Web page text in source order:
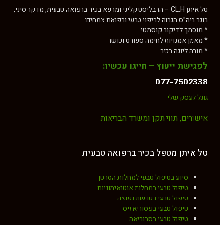
טל איתן CL.H – הרבליסט קליני ומרפא בכיר ברפואה טבעית, מדקר סיני,
בוגר ביה”ס הגבוה לריפוי טבעי ורפואת צמחים:
* מוסמך לדיקור קוסמטי
* מאמן אמנויות לחימה ספורט וכושר
* מורה ליוגה בכיר
לפגישת ייעוץ – חייגו עכשיו:
077-7502338
גוגל לעסק שלי
אישורים, תווי תקן ומשרד הבריאות
טל איתן מטפל בכיר ברפואה טבעית
סיוע בטיפול טבעי למחלות הסרטן
טיפול טבעי במחלות אוטואימוניות
טיפול טבעי בטרשת נפוצה
טיפול טבעי בפסוריאזיס
טיפול טבעי בסבוריאה